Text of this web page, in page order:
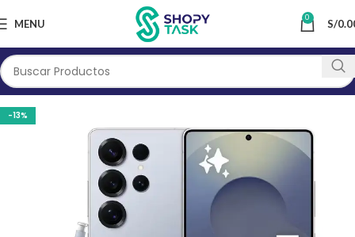
MENU 0 S/
-13%